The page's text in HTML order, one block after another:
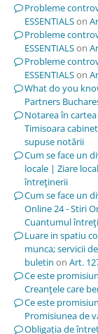
Probleme
ESSENTIALSon
Probleme
ESSENTIALSon
Probleme
ESSENTIALSon
What do you
Partners
Notarea în
Timisoara
supuse notării
Cum se face un
locale | Ziare
întreţinerii
Cum se face un
Online 24 - Stiri
Cuantumul
Luare in spatiu
munca; servicii
buletin on Art.
Ce este
Creanţele care
Ce este
Promisiunea de
Obligația de